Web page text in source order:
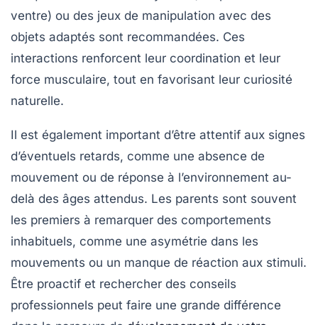
ventre) ou des jeux de manipulation avec des
objets adaptés sont recommandées. Ces
interactions renforcent leur coordination et leur
force musculaire, tout en favorisant leur curiosité
naturelle.
Il est également important d’être attentif aux signes
d’éventuels retards, comme une absence de
mouvement ou de réponse à l’environnement au-
delà des âges attendus. Les parents sont souvent
les premiers à remarquer des comportements
inhabituels, comme une asymétrie dans les
mouvements ou un manque de réaction aux stimuli.
Être proactif et rechercher des conseils
professionnels peut faire une grande différence